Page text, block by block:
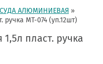
АЛЮМИНИЕВАЯ »
ручка МТ-074 (уп.12шт)
пласт. ручка